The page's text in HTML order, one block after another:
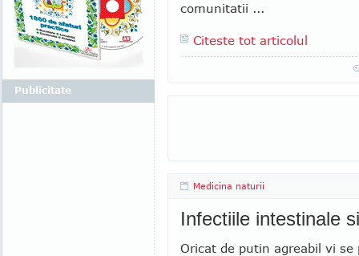
comunitatii ...
Citeste tot articolul
Medicina naturii
Infectiile intestinale
Oricat de putin agreabil vi se
Publicitate